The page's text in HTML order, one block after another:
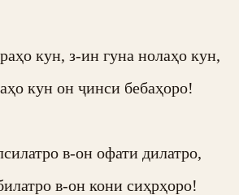
кун, з-ин гуна нолаҳо кун,
кун он ҷинси бебаҳоро!
в-он офати дилатро,
в-он кони сиҳрҳоро!